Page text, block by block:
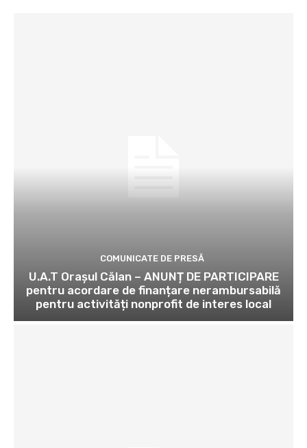
COMUNICATE DE PRESĂ
U.A.T Orașul Călan – ANUNȚ DE PARTICIPARE
pentru acordare de finanțare nerambursabilă
pentru activități nonprofit de interes local